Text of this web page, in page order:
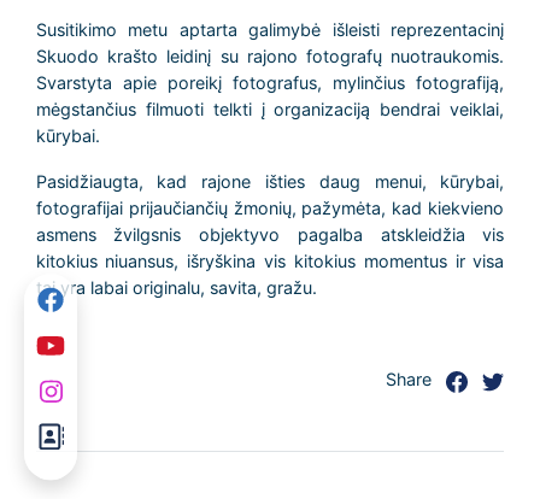
Susitikimo metu aptarta galimybė išleisti reprezentacinį
Skuodo krašto leidinį su rajono fotografų nuotraukomis.
Svarstyta apie poreikį fotografus, mylinčius fotografiją,
mėgstančius filmuoti telkti į organizaciją bendrai veiklai,
kūrybai.
Pasidžiaugta, kad rajone išties daug menui, kūrybai,
fotografijai prijaučiančių žmonių, pažymėta, kad kiekvieno
asmens žvilgsnis objektyvo pagalba atskleidžia vis
kitokius niuansus, išryškina vis kitokius momentus ir visa
tai yra labai originalu, savita, gražu.
Share